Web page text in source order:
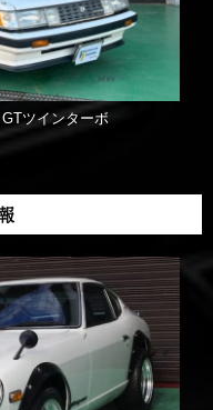
ツインターボ